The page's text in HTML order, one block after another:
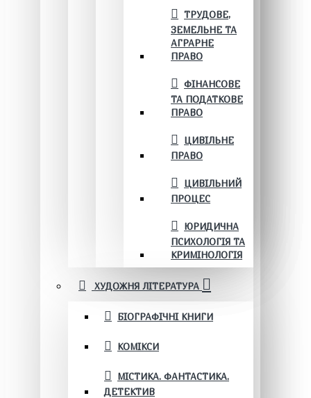
ТРУДОВЕ,
ЗЕМЕЛЬНЕ ТА
АГРАРНЕ
ПРАВО
ФІНАНСОВЕ
ТА ПОДАТКОВЕ
ПРАВО
ЦИВІЛЬНЕ
ПРАВО
ЦИВІЛЬНИЙ
ПРОЦЕС
ЮРИДИЧНА
ПСИХОЛОГІЯ ТА
КРИМІНОЛОГІЯ
ХУДОЖНЯ ЛІТЕРАТУРА
БІОГРАФІЧНІ КНИГИ
КОМІКСИ
МІСТИКА. ФАНТАСТИКА.
ДЕТЕКТИВ